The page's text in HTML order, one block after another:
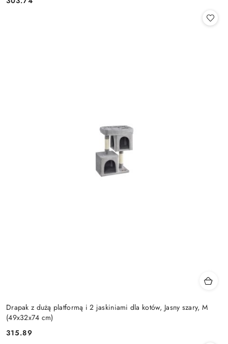
Cena:
Drapak z dużą platformą i 2 jaskiniami dla kotów, Jasny szary, M
(49x32x74 cm)
Cena:
315.89